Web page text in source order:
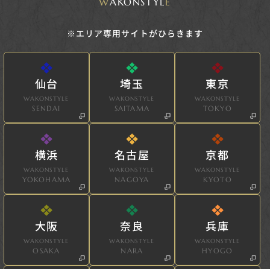
※エリア専用サイトがひらきます
仙台
WAKONSTYLE
SENDAI
埼玉
WAKONSTYLE
SAITAMA
東京
WAKONSTYLE
TOKYO
横浜
WAKONSTYLE
YOKOHAMA
名古屋
WAKONSTYLE
NAGOYA
京都
WAKONSTYLE
KYOTO
大阪
WAKONSTYLE
OSAKA
奈良
WAKONSTYLE
NARA
兵庫
WAKONSTYLE
HYOGO